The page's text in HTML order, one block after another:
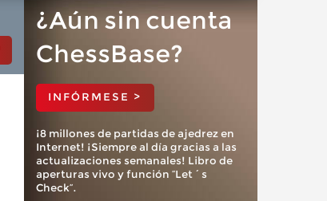
¿Aún sin cuenta
ChessBase?
INFÓRMESE >
¡8 millones de partidas de ajedrez en
Internet! ¡Siempre al día gracias a las
actualizaciones semanales! Libro de
aperturas vivo y función “Let´s
Check”.